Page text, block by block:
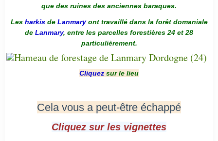
que des ruines des anciennes baraques.
Les harkis de Lanmaryont travaillé dans la forêt domaniale
de Lanmary, entre les parcelles forestières 24 et 28
particulièrement.
Cliquez sur le lieu
Cela vous a peut-être échappé
Cliquez sur les vignettes